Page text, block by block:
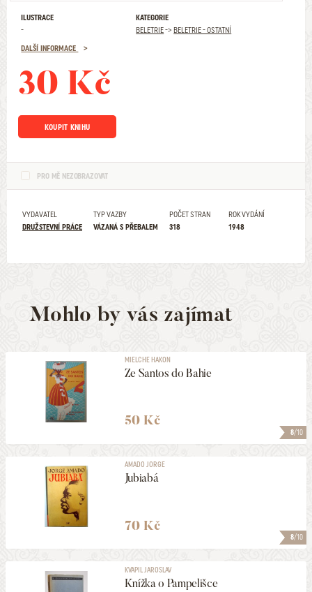
ILUSTRACE
-
KATEGORIE
BELETRIE->BELETRIE - OSTATNÍ
DALŠÍ INFORMACE
30 Kč
KOUPIT KNIHU
PRO MĚ NEZOBRAZOVAT
VYDAVATEL
DRUŽSTEVNÍ PRÁCE
TYP VAZBY
VÁZANÁ S PŘEBALEM
POČET STRAN
318
ROK VYDÁNÍ
1948
Mohlo by vás zajímat
8/10
MIELCHE HAKON
Ze Santos do Bahie
50 Kč
8/10
AMADO JORGE
Jubiabá
70 Kč
KVAPIL JAROSLAV
Knížka o Pampelišce